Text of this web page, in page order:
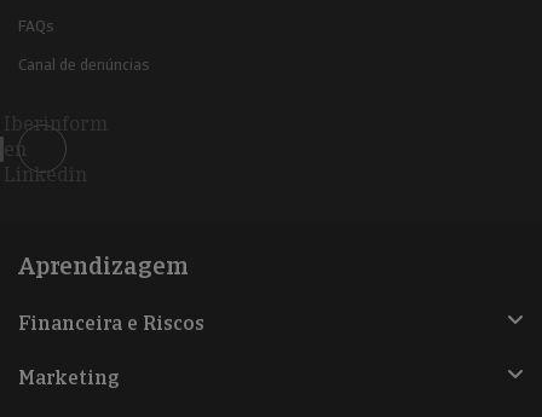
FAQs
Canal de denúncias
Iberinform
en
Linkedin
Aprendizagem
Financeira e Riscos
Marketing